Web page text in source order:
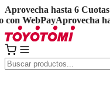
Aprovecha hasta 6
WebPayAprovecha